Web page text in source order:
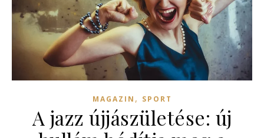
MAGAZIN , SPORT
A jazz újjászületése: új